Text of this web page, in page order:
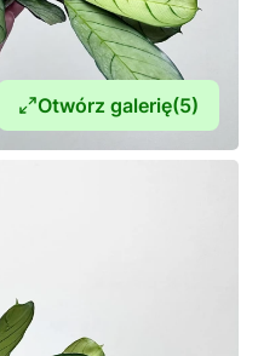
Otwórz galerię(5)